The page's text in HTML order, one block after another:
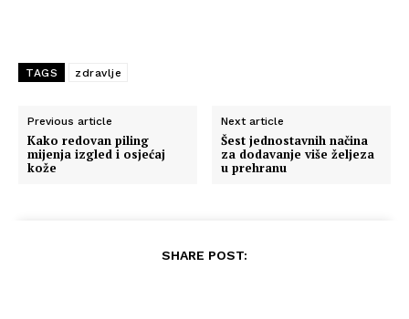
TAGS zdravlje
Previous article
Kako redovan piling
mijenja izgled i osjećaj
kože
Next article
Šest jednostavnih načina
za dodavanje više željeza
u prehranu
SHARE POST: